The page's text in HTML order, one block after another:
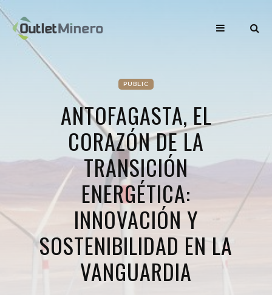
PUBLIC
ANTOFAGASTA, EL
CORAZÓN DE LA
TRANSICIÓN
ENERGÉTICA:
INNOVACIÓN Y
SOSTENIBILIDAD EN LA
VANGUARDIA